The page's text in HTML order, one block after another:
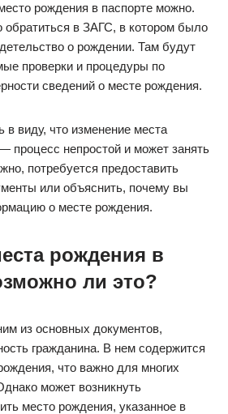
рождения в паспорте можно.
обратиться в ЗАГС, в котором было
о рождении. Там будут
проверки и процедуры по
сведений о месте рождения.
в виду, что изменение места
процесс непростой и может занять
потребуется предоставить
или объяснить, почему вы
о месте рождения.
рождения в
ли это?
из основных документов,
гражданина. В нем содержится
что важно для многих
может возникнуть
место рождения, указанное в